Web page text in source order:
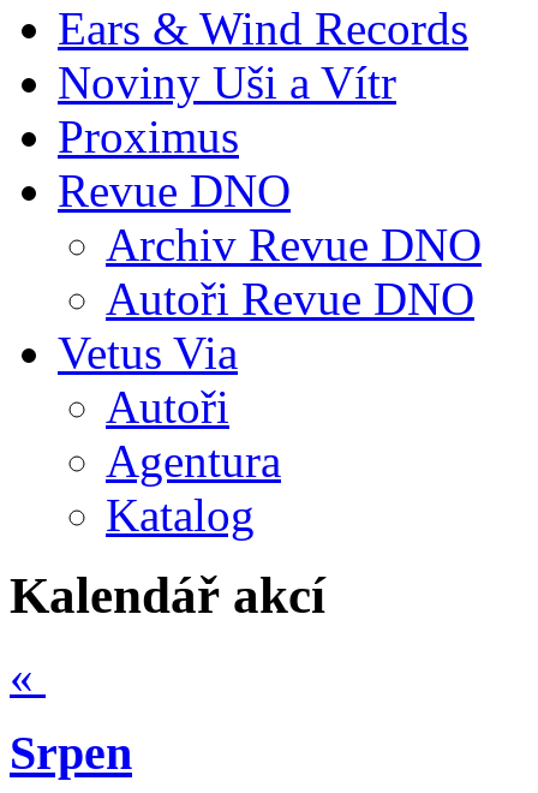
Ears & Wind Records
Noviny Uši a Vítr
Proximus
Revue DNO
Archiv Revue DNO
Autoři Revue DNO
Vetus Via
Autoři
Agentura
Katalog
Kalendář akcí
«
Srpen